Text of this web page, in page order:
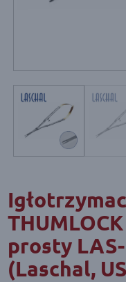
prosty LAS-
(Laschal,